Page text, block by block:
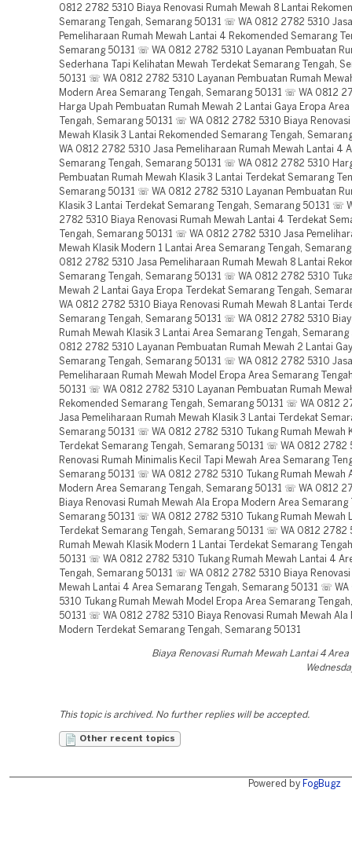
Biaya Renovasi Rumah Mewah Lantai 4
This topic is archived. No further replies will be accepted.
Other recent topics
Powered by FogBugz